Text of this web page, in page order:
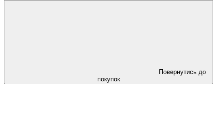
Повернутись до
покупок